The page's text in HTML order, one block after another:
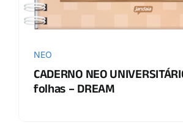
NEO
CADERNO NEO
folhas – DREAM